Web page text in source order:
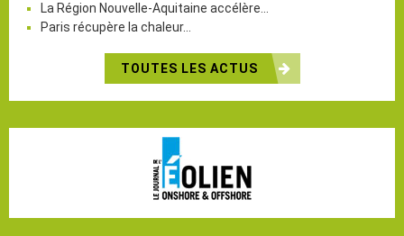
La Région Nouvelle-Aquitaine accélère…
Paris récupère la chaleur…
TOUTES LES ACTUS